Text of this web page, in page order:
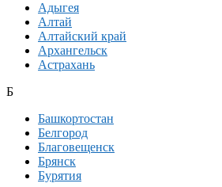
Адыгея
Алтай
Алтайский край
Архангельск
Астрахань
Б
Башкортостан
Белгород
Благовещенск
Брянск
Бурятия